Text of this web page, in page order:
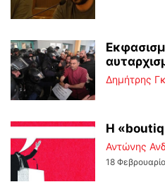
Δημήτρης
Η
Αντώνης
18